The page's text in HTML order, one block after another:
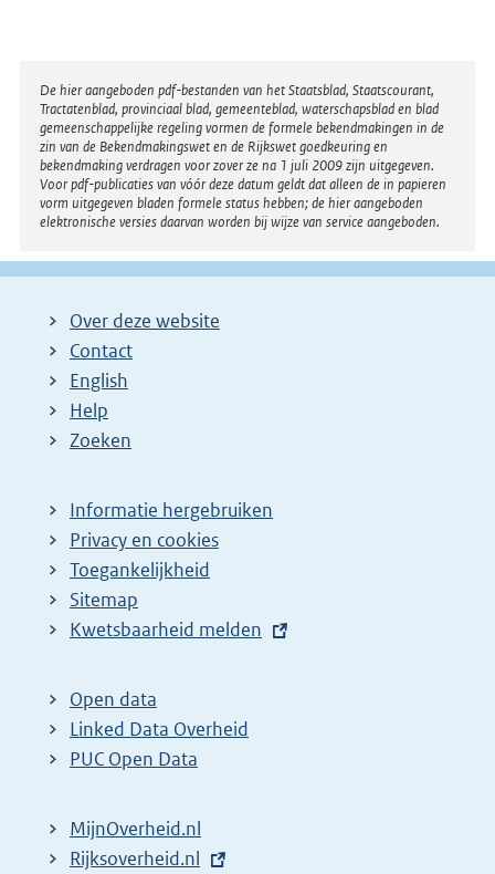
Disclaimer
De hier aangeboden pdf-bestanden van het Staatsblad, Staatscourant,
Tractatenblad, provinciaal blad, gemeenteblad, waterschapsblad en blad
gemeenschappelijke regeling vormen de formele bekendmakingen in de
zin van de Bekendmakingswet en de Rijkswet goedkeuring en
bekendmaking verdragen voor zover ze na 1 juli 2009 zijn uitgegeven.
Voor pdf-publicaties van vóór deze datum geldt dat alleen de in papieren
vorm uitgegeven bladen formele status hebben; de hier aangeboden
elektronische versies daarvan worden bij wijze van service aangeboden.
Over deze website
Contact
English
Help
Zoeken
Informatie hergebruiken
Privacy en cookies
Toegankelijkheid
Sitemap
E
t
e
r
l
i
Kwetsbaarheid melden
Open data
Linked Data Overheid
PUC Open Data
MijnOverheid.nl
E
Rijksoverheid.nl